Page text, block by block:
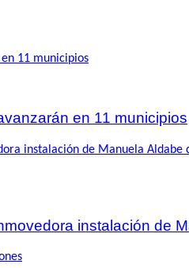
en 11 municipios
instalación de